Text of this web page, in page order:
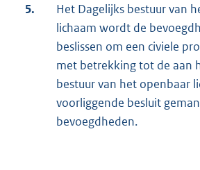
5.
Het Dagelijks bestuur van
lichaam wordt de
beslissen om een civiele
met betrekking tot de aan
bestuur van het openbaar
voorliggende besluit
bevoegdheden.